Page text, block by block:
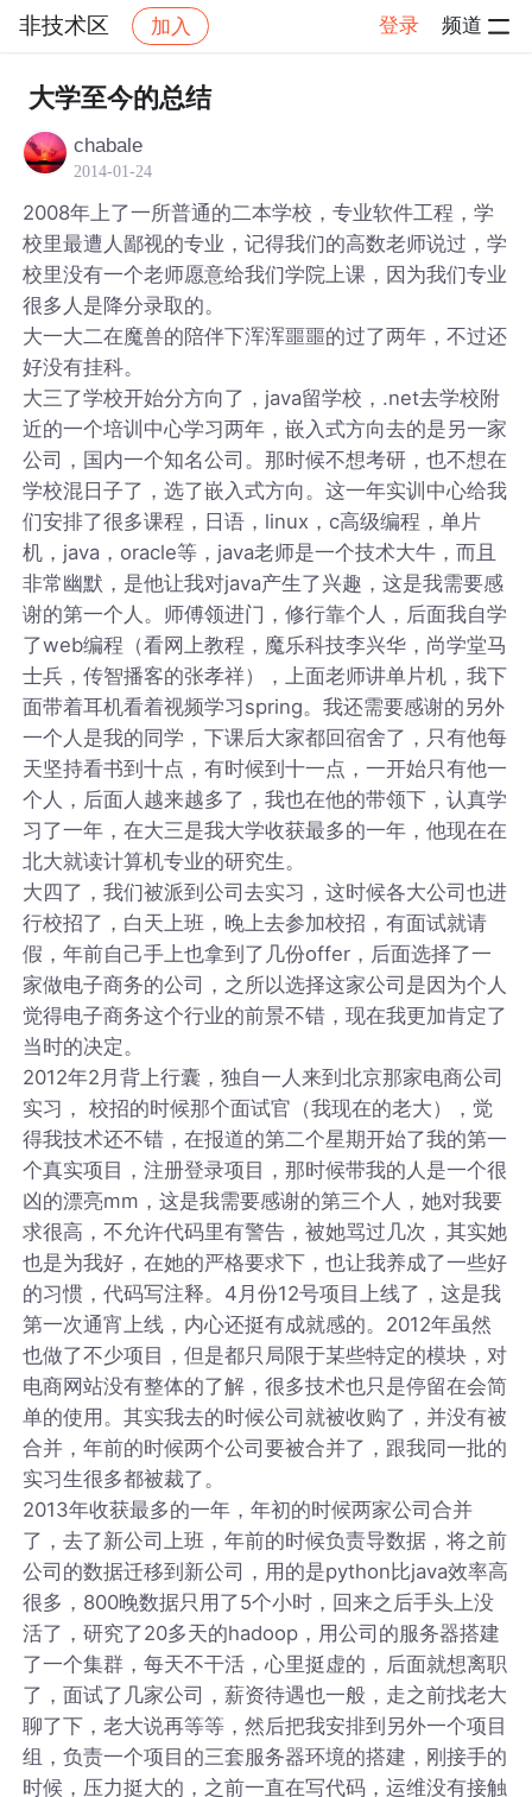
非技术区 加入 登录 频道
社区 非技术区
大学至今的总结
chabale
2014-01-24
2008年上了一所普通的二本学校，专业软件工程，学
校里最遭人鄙视的专业，记得我们的高数老师说过，学
校里没有一个老师愿意给我们学院上课，因为我们专业
很多人是降分录取的。
大一大二在魔兽的陪伴下浑浑噩噩的过了两年，不过还
好没有挂科。
大三了学校开始分方向了，java留学校，.net去学校附
近的一个培训中心学习两年，嵌入式方向去的是另一家
公司，国内一个知名公司。那时候不想考研，也不想在
学校混日子了，选了嵌入式方向。这一年实训中心给我
们安排了很多课程，日语，linux，c高级编程，单片
机，java，oracle等，java老师是一个技术大牛，而且
非常幽默，是他让我对java产生了兴趣，这是我需要感
谢的第一个人。师傅领进门，修行靠个人，后面我自学
了web编程（看网上教程，魔乐科技李兴华，尚学堂马
士兵，传智播客的张孝祥），上面老师讲单片机，我下
面带着耳机看着视频学习spring。我还需要感谢的另外
一个人是我的同学，下课后大家都回宿舍了，只有他每
天坚持看书到十点，有时候到十一点，一开始只有他一
个人，后面人越来越多了，我也在他的带领下，认真学
习了一年，在大三是我大学收获最多的一年，他现在在
北大就读计算机专业的研究生。
大四了，我们被派到公司去实习，这时候各大公司也进
行校招了，白天上班，晚上去参加校招，有面试就请
假，年前自己手上也拿到了几份offer，后面选择了一
家做电子商务的公司，之所以选择这家公司是因为个人
觉得电子商务这个行业的前景不错，现在我更加肯定了
当时的决定。
2012年2月背上行囊，独自一人来到北京那家电商公司
实习， 校招的时候那个面试官（我现在的老大），觉
得我技术还不错，在报道的第二个星期开始了我的第一
个真实项目，注册登录项目，那时候带我的人是一个很
凶的漂亮mm，这是我需要感谢的第三个人，她对我要
求很高，不允许代码里有警告，被她骂过几次，其实她
也是为我好，在她的严格要求下，也让我养成了一些好
的习惯，代码写注释。4月份12号项目上线了，这是我
第一次通宵上线，内心还挺有成就感的。2012年虽然
也做了不少项目，但是都只局限于某些特定的模块，对
电商网站没有整体的了解，很多技术也只是停留在会简
单的使用。其实我去的时候公司就被收购了，并没有被
合并，年前的时候两个公司要被合并了，跟我同一批的
实习生很多都被裁了。
2013年收获最多的一年，年初的时候两家公司合并
了，去了新公司上班，年前的时候负责导数据，将之前
公司的数据迁移到新公司，用的是python比java效率高
很多，800晚数据只用了5个小时，回来之后手头上没
活了，研究了20多天的hadoop，用公司的服务器搭建
了一个集群，每天不干活，心里挺虚的，后面就想离职
了，面试了几家公司，薪资待遇也一般，走之前找老大
聊了下，老大说再等等，然后把我安排到另外一个项目
组，负责一个项目的三套服务器环境的搭建，刚接手的
时候，压力挺大的，之前一直在写代码，运维没有接触